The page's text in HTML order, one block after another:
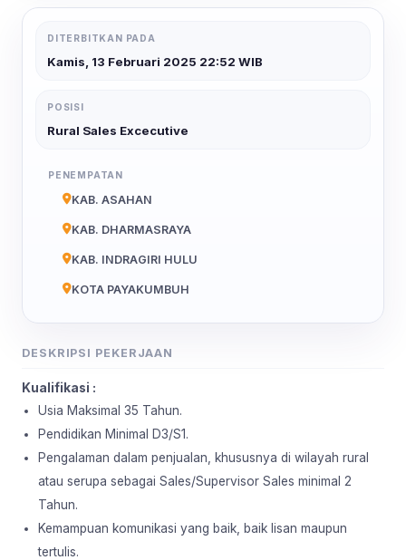
DITERBITKAN PADA
Kamis, 13 Februari 2025 22:52 WIB
POSISI
Rural Sales Excecutive
PENEMPATAN
KAB. ASAHAN
KAB. DHARMASRAYA
KAB. INDRAGIRI HULU
KOTA PAYAKUMBUH
DESKRIPSI PEKERJAAN
Kualifikasi :
Usia Maksimal 35 Tahun.
Pendidikan Minimal D3/S1.
Pengalaman dalam penjualan, khususnya di wilayah rural
atau serupa sebagai Sales/Supervisor Sales minimal 2
Tahun.
Kemampuan komunikasi yang baik, baik lisan maupun
tertulis.